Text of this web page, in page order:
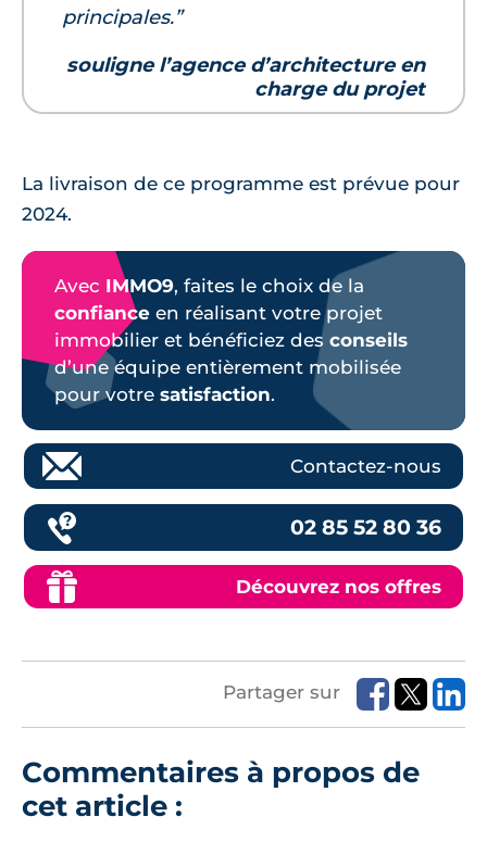
principales.”
souligne l’agence d’architecture en
charge du projet
La livraison de ce programme est prévue pour
2024.
Avec IMMO9, faites le choix de la
confiance en réalisant votre projet
immobilier et bénéficiez des conseils
d’une équipe entièrement mobilisée
pour votre satisfaction.
Contactez-nous
02 85 52 80 36
Découvrez nos offres
Partager sur
Commentaires à propos de
cet article :